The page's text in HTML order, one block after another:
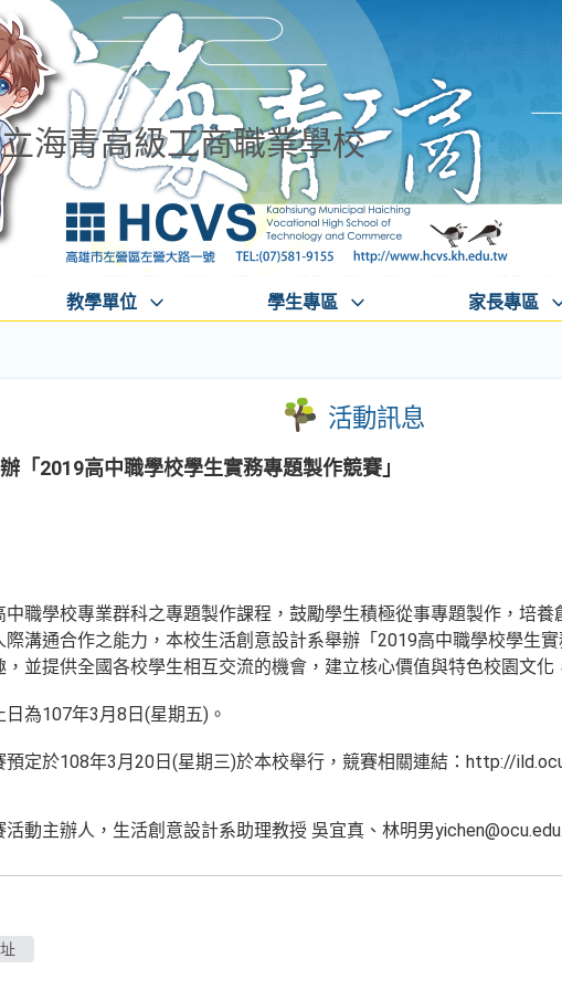
海青高級工商職業學校
教學單位 學生專區 家長專區
活動訊息
「2019高中職學校學生實務專題製作競賽」
中職學校專業群科之專題製作課程，鼓勵學生積極從事專題製作，培
際溝通合作之能力，本校生活創意設計系舉辦「2019高中職學校學生
，並提供全國各校學生相互交流的機會，建立核心價值與特色校園文化
為107年3月8日(星期五)。
預定於108年3月20日(星期三)於本校舉行，競賽相關連結：http://
活動主辦人，生活創意設計系助理教授 吳宜真、林明男